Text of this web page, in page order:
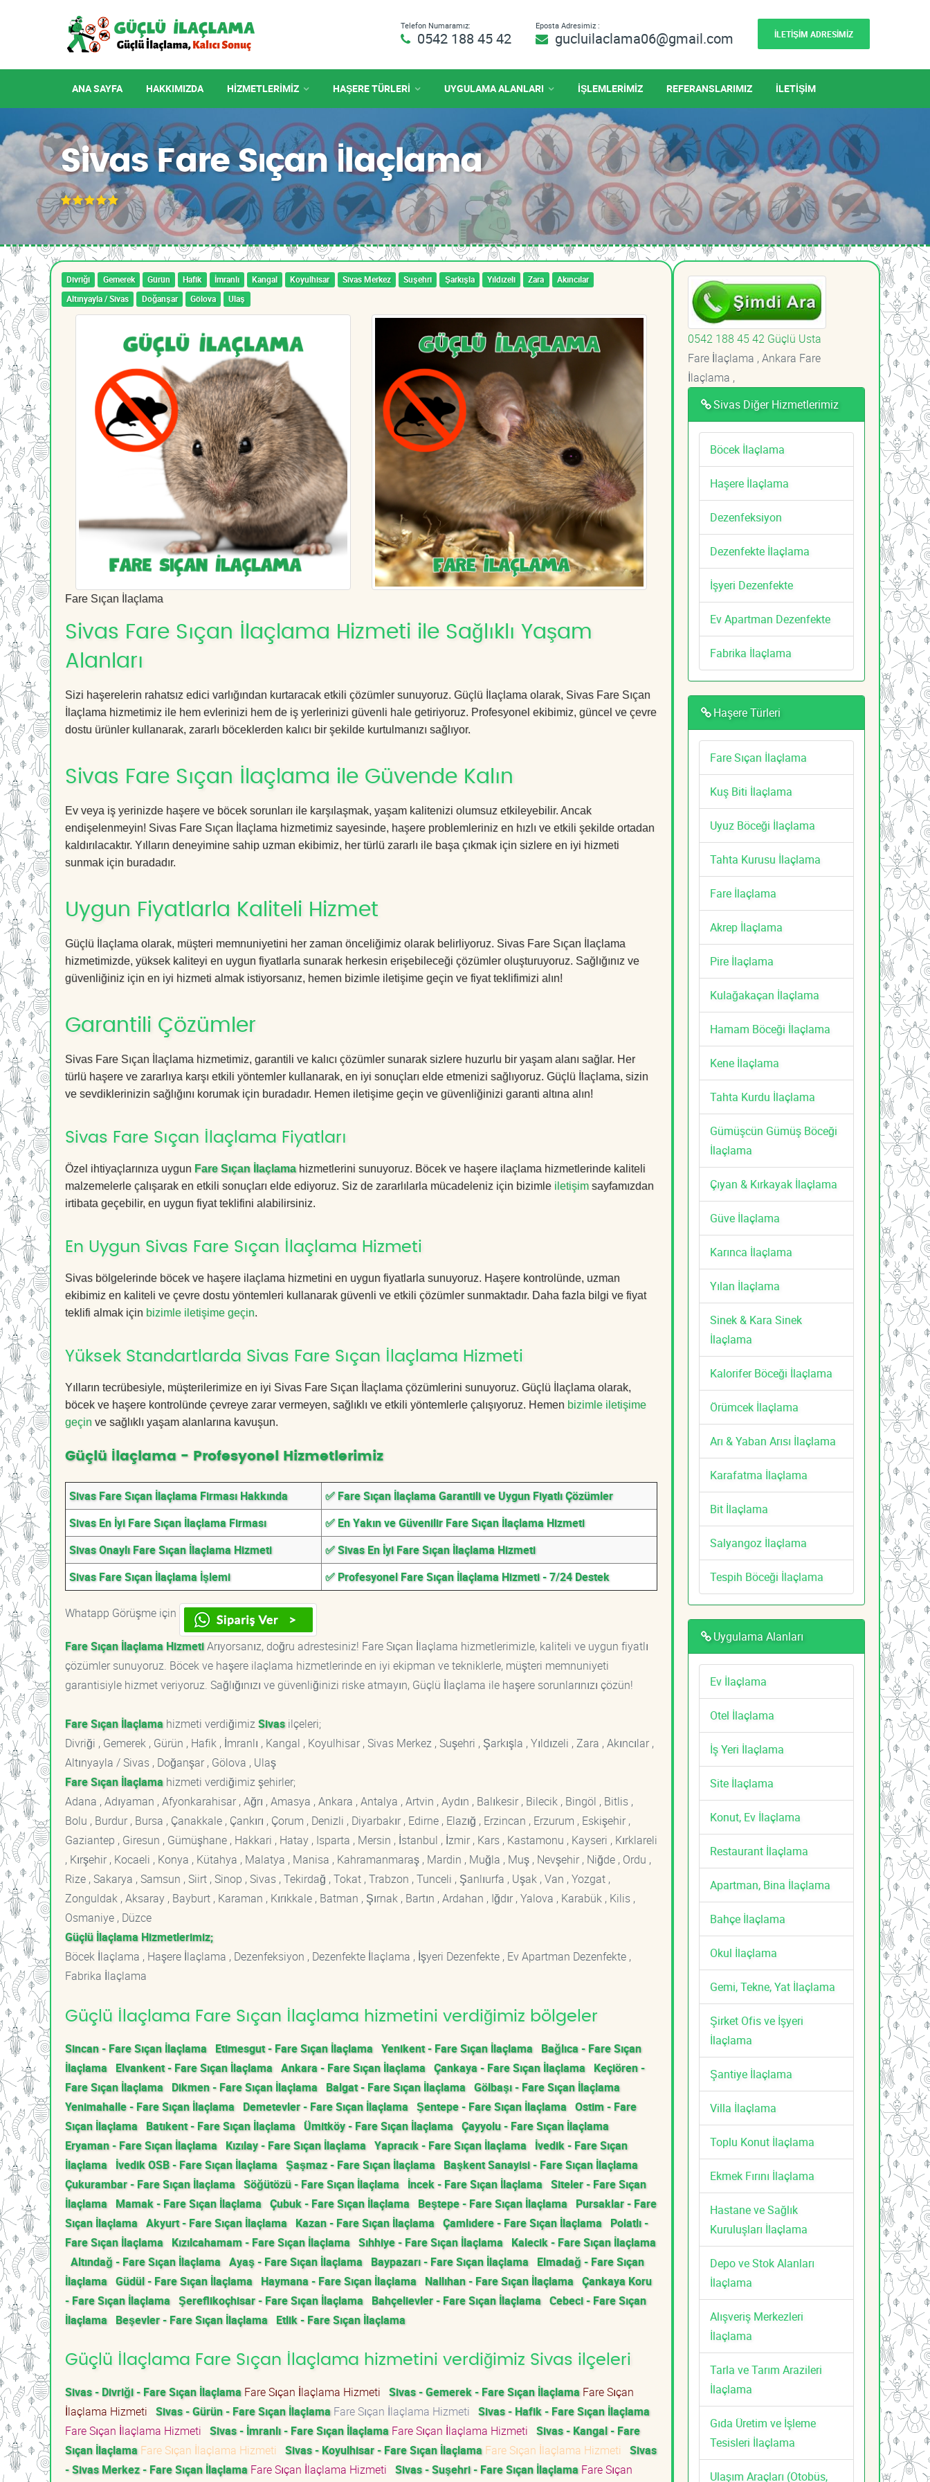
Telefon Numaramız:
0542 188 45 42
Eposta Adresimiz :
gucluilaclama06@gmail.com İLETİŞİM ADRESİMİZ
ANA SAYFA HAKKIMIZDA HIZMETLERIMIZ HAŞERE TÜRLERİ UYGULAMA ALANLARI İŞLEMLERİMİZ REFERANSLARIMIZ İLETİŞİM
Sivas Fare Sıçan İlaçlama
Divriği Gemerek Gürün Hafik İmranlı Kangal Koyulhisar Sivas Merkez Suşehri Şarkışla Yıldızeli Zara
Akıncılar
Altınyayla / Sivas
Doğanşar Gölova Ulaş
Fare Sıçan İlaçlama
Sivas Fare Sıçan İlaçlama Hizmeti ile Sağlıklı Yaşam
Alanları
Sizi haşerelerin rahatsız edici varlığından kurtaracak etkili çözümler sunuyoruz. Güçlü İlaçlama olarak, Sivas Fare Sıçan
İlaçlama hizmetimiz ile hem evlerinizi hem de iş yerlerinizi güvenli hale getiriyoruz. Profesyonel ekibimiz, güncel ve çevre
dostu ürünler kullanarak, zararlı böceklerden kalıcı bir şekilde kurtulmanızı sağlıyor.
Sivas Fare Sıçan İlaçlama ile Güvende Kalın
Ev veya iş yerinizde haşere ve böcek sorunları ile karşılaşmak, yaşam kalitenizi olumsuz etkileyebilir. Ancak
endişelenmeyin! Sivas Fare Sıçan İlaçlama hizmetimiz sayesinde, haşere problemleriniz en hızlı ve etkili şekilde ortadan
kaldırılacaktır. Yılların deneyimine sahip uzman ekibimiz, her türlü zararlı ile başa çıkmak için sizlere en iyi hizmeti
sunmak için buradadır.
Uygun Fiyatlarla Kaliteli Hizmet
Güçlü İlaçlama olarak, müşteri memnuniyetini her zaman önceliğimiz olarak belirliyoruz. Sivas Fare Sıçan İlaçlama
hizmetimizde, yüksek kaliteyi en uygun fiyatlarla sunarak herkesin erişebileceği çözümler oluşturuyoruz. Sağlığınız ve
güvenliğiniz için en iyi hizmeti almak istiyorsanız, hemen bizimle iletişime geçin ve fiyat teklifimizi alın!
Garantili Çözümler
Sivas Fare Sıçan İlaçlama hizmetimiz, garantili ve kalıcı çözümler sunarak sizlere huzurlu bir yaşam alanı sağlar. Her
türlü haşere ve zararlıya karşı etkili yöntemler kullanarak, en iyi sonuçları elde etmenizi sağlıyoruz. Güçlü İlaçlama, sizin
ve sevdiklerinizin sağlığını korumak için buradadır. Hemen iletişime geçin ve güvenliğinizi garanti altına alın!
Sivas Fare Sıçan İlaçlama Fiyatları
Özel ihtiyaçlarınıza uygun Fare Sıçan İlaçlamahizmetlerini sunuyoruz. Böcek ve haşere ilaçlama hizmetlerinde kaliteli
malzemelerle çalışarak en etkili sonuçları elde ediyoruz. Siz de zararlılarla mücadeleniz için bizimle iletişim sayfamızdan
irtibata geçebilir, en uygun fiyat teklifini alabilirsiniz.
En Uygun Sivas Fare Sıçan İlaçlama Hizmeti
Sivas bölgelerinde böcek ve haşere ilaçlama hizmetini en uygun fiyatlarla sunuyoruz. Haşere kontrolünde, uzman
ekibimiz en kaliteli ve çevre dostu yöntemleri kullanarak güvenli ve etkili çözümler sunmaktadır. Daha fazla bilgi ve fiyat
teklifi almak için bizimle iletişime geçin.
Yüksek Standartlarda Sivas Fare Sıçan İlaçlama Hizmeti
Yılların tecrübesiyle, müşterilerimize en iyi Sivas Fare Sıçan İlaçlama çözümlerini sunuyoruz. Güçlü İlaçlama olarak,
böcek ve haşere kontrolünde çevreye zarar vermeyen, sağlıklı ve etkili yöntemlerle çalışıyoruz. Hemen bizimle iletişime
geçin ve sağlıklı yaşam alanlarına kavuşun.
Güçlü İlaçlama - Profesyonel Hizmetlerimiz
Sivas Fare Sıçan İlaçlama Firması Hakkında
✅ Fare Sıçan İlaçlama Garantili ve Uygun Fiyatlı Çözümler
Sivas En İyi Fare Sıçan İlaçlama Firması
✅ En Yakın ve Güvenilir Fare Sıçan İlaçlama Hizmeti
Sivas Onaylı Fare Sıçan İlaçlama Hizmeti
✅ Sivas En İyi Fare Sıçan İlaçlama Hizmeti
Sivas Fare Sıçan İlaçlama İşlemi
✅ Profesyonel Fare Sıçan İlaçlama Hizmeti - 7/24 Destek
Whatapp Görüşme için
Fare Sıçan İlaçlama HizmetiArıyorsanız, doğru adrestesiniz! Fare Sıçan İlaçlama hizmetlerimizle, kaliteli ve uygun fiyatlı
çözümler sunuyoruz. Böcek ve haşere ilaçlama hizmetlerinde en iyi ekipman ve tekniklerle, müşteri memnuniyeti
garantisiyle hizmet veriyoruz. Sağlığınızı ve güvenliğinizi riske atmayın, Güçlü İlaçlama ile haşere sorunlarınızı çözün!
Fare Sıçan İlaçlama hizmeti verdiğimizSivasilçeleri;
Divriği , Gemerek , Gürün , Hafik , İmranlı , Kangal , Koyulhisar , Sivas Merkez , Suşehri , Şarkışla , Yıldızeli , Zara , Akıncılar ,
Altınyayla / Sivas , Doğanşar , Gölova , Ulaş
Fare Sıçan İlaçlama hizmeti verdiğimiz şehirler;
Adana , Adıyaman , Afyonkarahisar , Ağrı , Amasya , Ankara , Antalya , Artvin , Aydın , Balıkesir , Bilecik , Bingöl , Bitlis ,
Bolu , Burdur , Bursa , Çanakkale , Çankırı , Çorum , Denizli , Diyarbakır , Edirne , Elazığ , Erzincan , Erzurum , Eskişehir ,
Gaziantep , Giresun , Gümüşhane , Hakkari , Hatay , Isparta , Mersin , İstanbul , İzmir , Kars , Kastamonu , Kayseri , Kırklareli
, Kırşehir , Kocaeli , Konya , Kütahya , Malatya , Manisa , Kahramanmaraş , Mardin , Muğla , Muş , Nevşehir , Niğde , Ordu ,
Rize , Sakarya , Samsun , Siirt , Sinop , Sivas , Tekirdağ , Tokat , Trabzon , Tunceli , Şanlıurfa , Uşak , Van , Yozgat ,
Zonguldak , Aksaray , Bayburt , Karaman , Kırıkkale , Batman , Şırnak , Bartın , Ardahan , Iğdır , Yalova , Karabük , Kilis ,
Osmaniye , Düzce
Güçlü İlaçlama Hizmetlerimiz;
Böcek İlaçlama , Haşere İlaçlama , Dezenfeksiyon , Dezenfekte İlaçlama , İşyeri Dezenfekte , Ev Apartman Dezenfekte ,
Fabrika İlaçlama
Güçlü İlaçlama Fare Sıçan İlaçlama hizmetini verdiğimiz bölgeler
Sincan - Fare Sıçan İlaçlama Etimesgut - Fare Sıçan İlaçlama Yenikent - Fare Sıçan İlaçlama Bağlıca - Fare Sıçan
İlaçlama Elvankent - Fare Sıçan İlaçlama Ankara - Fare Sıçan İlaçlama Çankaya - Fare Sıçan İlaçlama Keçiören -
Fare Sıçan İlaçlama Dikmen - Fare Sıçan İlaçlama Balgat - Fare Sıçan İlaçlama Gölbaşı - Fare Sıçan İlaçlama
Yenimahalle - Fare Sıçan İlaçlama Demetevler - Fare Sıçan İlaçlama Şentepe - Fare Sıçan İlaçlama Ostim - Fare
Sıçan İlaçlama Batıkent - Fare Sıçan İlaçlama Ümitköy - Fare Sıçan İlaçlama Çayyolu - Fare Sıçan İlaçlama
Eryaman - Fare Sıçan İlaçlama Kızılay - Fare Sıçan İlaçlama Yapracık - Fare Sıçan İlaçlama İvedik - Fare Sıçan
İlaçlama İvedik OSB - Fare Sıçan İlaçlama Şaşmaz - Fare Sıçan İlaçlama Başkent Sanayisi - Fare Sıçan İlaçlama
Çukurambar - Fare Sıçan İlaçlama Söğütözü - Fare Sıçan İlaçlama İncek - Fare Sıçan İlaçlama Siteler - Fare Sıçan
İlaçlama Mamak - Fare Sıçan İlaçlama Çubuk - Fare Sıçan İlaçlama Beştepe - Fare Sıçan İlaçlama Pursaklar - Fare
Sıçan İlaçlama Akyurt - Fare Sıçan İlaçlama Kazan - Fare Sıçan İlaçlama Çamlıdere - Fare Sıçan İlaçlama Polatlı -
Fare Sıçan İlaçlama Kızılcahamam - Fare Sıçan İlaçlama Sıhhiye - Fare Sıçan İlaçlama Kalecik - Fare Sıçan İlaçlama
Altındağ - Fare Sıçan İlaçlama Ayaş - Fare Sıçan İlaçlama Baypazarı - Fare Sıçan İlaçlama Elmadağ - Fare Sıçan
İlaçlama Güdül - Fare Sıçan İlaçlama Haymana - Fare Sıçan İlaçlama Nallıhan - Fare Sıçan İlaçlama Çankaya Koru
- Fare Sıçan İlaçlama Şereflikoçhisar - Fare Sıçan İlaçlama Bahçelievler - Fare Sıçan İlaçlama Cebeci - Fare Sıçan
İlaçlama Beşevler - Fare Sıçan İlaçlama Etlik - Fare Sıçan İlaçlama
Güçlü İlaçlama Fare Sıçan İlaçlama hizmetini verdiğimiz Sivas ilçeleri
Sivas - Divriği - Fare Sıçan İlaçlama Fare Sıçan İlaçlama Hizmeti Sivas - Gemerek - Fare Sıçan İlaçlama Fare Sıçan
İlaçlama Hizmeti Sivas - Gürün - Fare Sıçan İlaçlama Fare Sıçan İlaçlama Hizmeti Sivas - Hafik - Fare Sıçan İlaçlama
Fare Sıçan İlaçlama Hizmeti Sivas - İmranlı - Fare Sıçan İlaçlama Fare Sıçan İlaçlama Hizmeti Sivas - Kangal - Fare
Sıçan İlaçlama Fare Sıçan İlaçlama Hizmeti Sivas - Koyulhisar - Fare Sıçan İlaçlama Fare Sıçan İlaçlama Hizmeti Sivas
- Sivas Merkez - Fare Sıçan İlaçlama Fare Sıçan İlaçlama Hizmeti Sivas - Suşehri - Fare Sıçan İlaçlama Fare Sıçan
0542 188 45 42 Güçlü Usta
Fare İlaçlama , Ankara Fare
İlaçlama ,
Sivas Diğer Hizmetlerimiz
Böcek İlaçlama
Haşere İlaçlama
Dezenfeksiyon
Dezenfekte İlaçlama
İşyeri Dezenfekte
Ev Apartman Dezenfekte
Fabrika İlaçlama
Haşere Türleri
Fare Sıçan İlaçlama
Kuş Biti İlaçlama
Uyuz Böceği İlaçlama
Tahta Kurusu İlaçlama
Fare İlaçlama
Akrep İlaçlama
Pire İlaçlama
Kulağakaçan İlaçlama
Hamam Böceği İlaçlama
Kene İlaçlama
Tahta Kurdu İlaçlama
Gümüşcün Gümüş Böceği
İlaçlama
Çıyan & Kırkayak İlaçlama
Güve İlaçlama
Karınca İlaçlama
Yılan İlaçlama
Sinek & Kara Sinek
İlaçlama
Kalorifer Böceği İlaçlama
Örümcek İlaçlama
Arı & Yaban Arısı İlaçlama
Karafatma İlaçlama
Bit İlaçlama
Salyangoz İlaçlama
Tespih Böceği İlaçlama
Uygulama Alanları
Ev İlaçlama
Otel İlaçlama
İş Yeri İlaçlama
Site İlaçlama
Konut, Ev İlaçlama
Restaurant İlaçlama
Apartman, Bina İlaçlama
Bahçe İlaçlama
Okul İlaçlama
Gemi, Tekne, Yat İlaçlama
Şirket Ofis ve İşyeri
İlaçlama
Şantiye İlaçlama
Villa İlaçlama
Toplu Konut İlaçlama
Ekmek Fırını İlaçlama
Hastane ve Sağlık
Kuruluşları İlaçlama
Depo ve Stok Alanları
İlaçlama
Alışveriş Merkezleri
İlaçlama
Tarla ve Tarım Arazileri
İlaçlama
Gıda Üretim ve İşleme
Tesisleri İlaçlama
Ulaşım Araçları (Otobüs,